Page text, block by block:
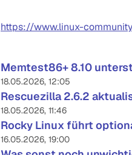
https://www.linux-
Memtest86+ 8.10
18.05.2026, 12:05
Rescuezilla 2.6.2
18.05.2026, 11:46
Rocky Linux führt
16.05.2026, 19:00